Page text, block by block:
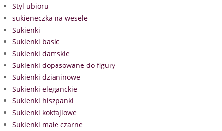
Styl ubioru
sukieneczka na wesele
Sukienki
Sukienki basic
Sukienki damskie
Sukienki dopasowane do figury
Sukienki dzianinowe
Sukienki eleganckie
Sukienki hiszpanki
Sukienki koktajlowe
Sukienki małe czarne